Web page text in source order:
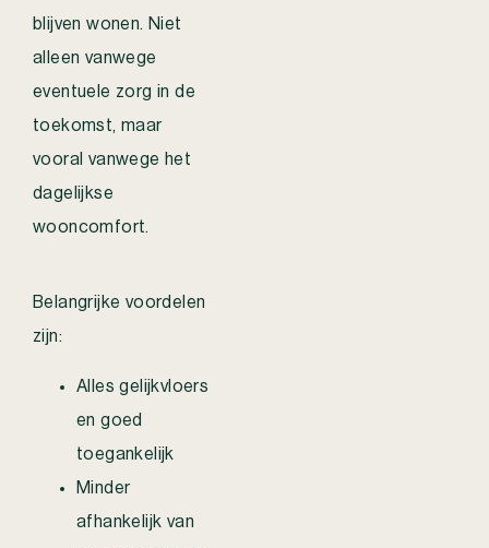
blijven wonen. Niet
alleen vanwege
eventuele zorg in de
toekomst, maar
vooral vanwege het
dagelijkse
wooncomfort.
Belangrijke voordelen
zijn:
Alles gelijkvloers
en goed
toegankelijk
Minder
afhankelijk van